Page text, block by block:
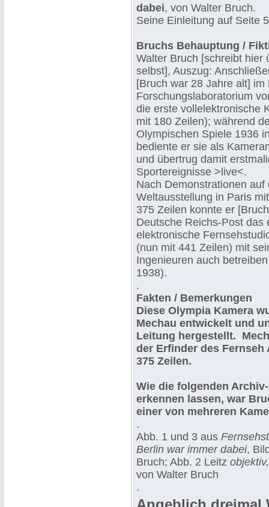
dabei, von Walter Bruch.
Seine Einleitung auf Seite
Bruchs Behauptung /
Walter Bruch [schreibt hier
selbst], Auszug:
[Bruch war 28 Jahre alt] im
Forschungslaboratorium
die erste vollelektronische
mit 180 Zeilen); während
Olympischen Spiele 1936
bediente er sie als
und übertrug damit
Sportereignisse >live<.
Nach Demonstrationen auf
Weltausstellung in Paris
375 Zeilen konnte er
Deutsche Reichs-Post das
elektronische
(nun mit 441 Zeilen) mit
Ingenieuren auch
1938).
.
Fakten / Bemerkungen
Diese Olympia Kamera
Mechau entwickelt und
Leitung hergestellt.
der Erfinder des Fernseh
375 Zeilen.
Wie die folgenden
erkennen lassen, war
einer von mehreren
.
Abb. 1 und 3 aus
Berlin war immer dabei,
Bruch; Abb. 2 Leitz
von Walter Bruch
.